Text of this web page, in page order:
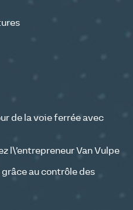
de la voie ferrée avec
l\’entrepreneur Van Vulpe
au contrôle des